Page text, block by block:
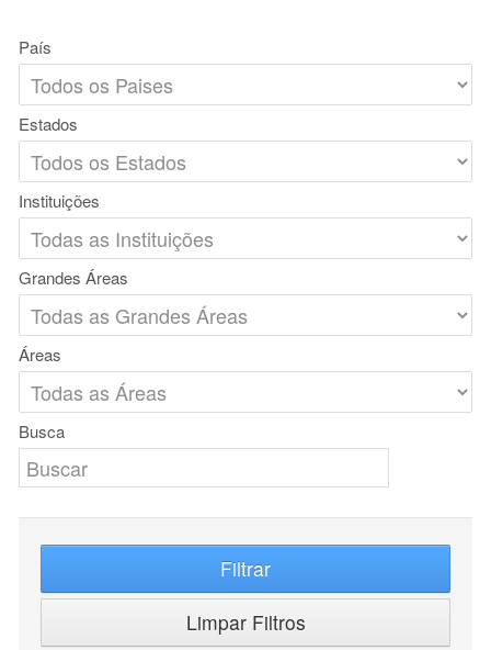
País
Estados
Instituições
Grandes Áreas
Áreas
Busca
Filtrar
Limpar Filtros